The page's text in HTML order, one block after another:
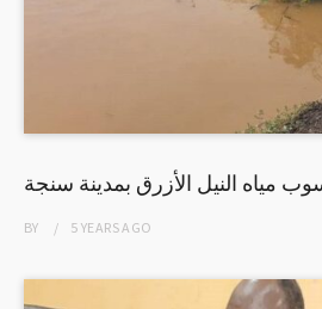
مياه النيل الأزرق بمدينة سنجة
BY 5 YEARSAGO